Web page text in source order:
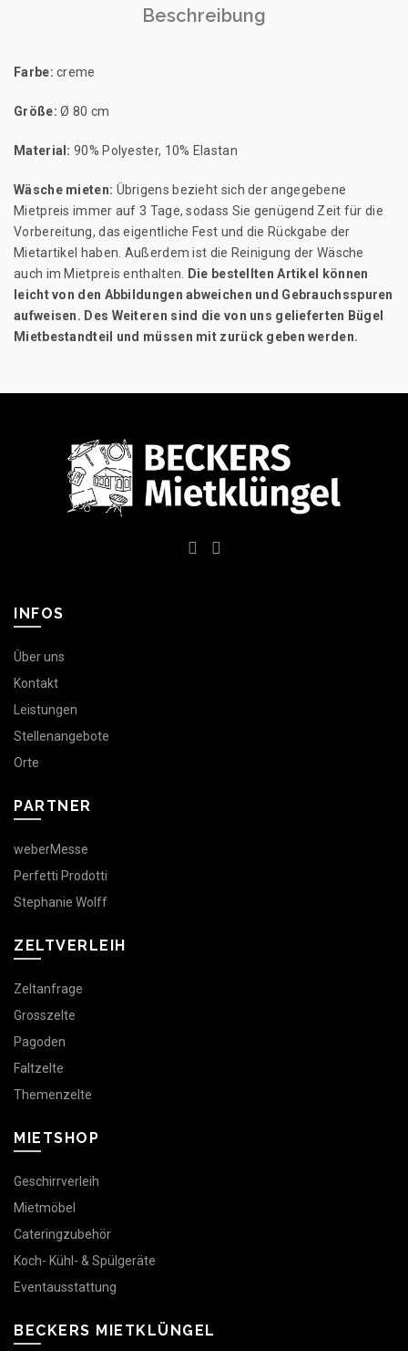
Beschreibung
Farbe: creme
Größe: Ø 80 cm
Material: 90% Polyester, 10% Elastan
Wäsche mieten: Übrigens bezieht sich der angegebene
Mietpreis immer auf 3 Tage, sodass Sie genügend Zeit für die
Vorbereitung, das eigentliche Fest und die Rückgabe der
Mietartikel haben. Außerdem ist die Reinigung der Wäsche
auch im Mietpreis enthalten.
Die bestellten Artikel können
leicht von den Abbildungen abweichen und Gebrauchsspuren
aufweisen. Des Weiteren sind die von uns gelieferten Bügel
Mietbestandteil und müssen mit zurück geben werden.
INFOS
Über uns
Kontakt
Leistungen
Stellenangebote
Orte
PARTNER
weberMesse
Perfetti Prodotti
Stephanie Wolff
ZELTVERLEIH
Zeltanfrage
Grosszelte
Pagoden
Faltzelte
Themenzelte
MIETSHOP
Geschirrverleih
Mietmöbel
Cateringzubehör
Koch- Kühl- & Spülgeräte
Eventausstattung
BECKERS MIETKLÜNGEL